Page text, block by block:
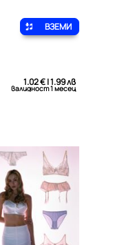
ВЗЕМИ
1.02 € | 1.99 лв
валидност 1 месец